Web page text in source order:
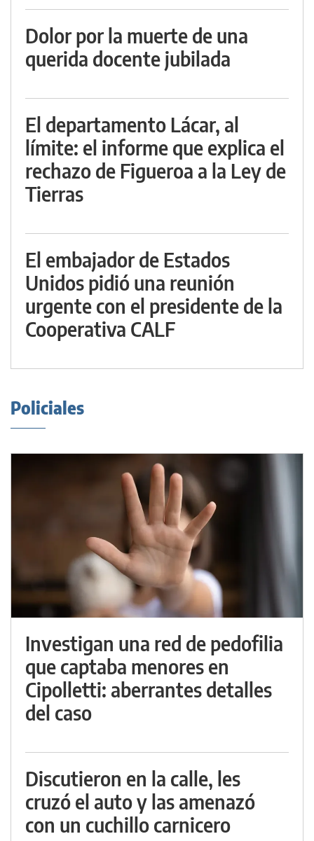
Dolor por la muerte de una
querida docente jubilada
El departamento Lácar, al
límite: el informe que explica el
rechazo de Figueroa a la Ley de
Tierras
El embajador de Estados
Unidos pidió una reunión
urgente con el presidente de la
Cooperativa CALF
Policiales
Investigan una red de pedofilia
que captaba menores en
Cipolletti: aberrantes detalles
del caso
Discutieron en la calle, les
cruzó el auto y las amenazó
con un cuchillo carnicero